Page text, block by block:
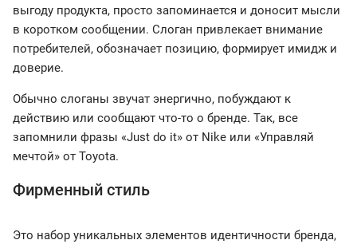
выгоду продукта, просто запоминается и доносит мысли
в коротком сообщении. Слоган привлекает внимание
потребителей, обозначает позицию, формирует имидж и
доверие.
Обычно слоганы звучат энергично, побуждают к
действию или сообщают что-то о бренде. Так, все
запомнили фразы «Just do it» от Nike или «Управляй
мечтой» от Toyota.
Фирменный стиль
Это набор уникальных элементов идентичности бренда,